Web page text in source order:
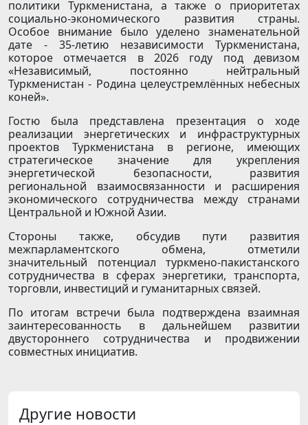
политики Туркменистана, а также о приоритетах
социально-экономического развития страны.
Особое внимание было уделено знаменательной
дате - 35-летию независимости Туркменистана,
которое отмечается в 2026 году под девизом
«Независимый, постоянно нейтральный
Туркменистан - Родина целеустремлённых небесных
коней».
Гостю была представлена презентация о ходе
реализации энергетических и инфраструктурных
проектов Туркменистана в регионе, имеющих
стратегическое значение для укрепления
энергетической безопасности, развития
региональной взаимосвязанности и расширения
экономического сотрудничества между странами
Центральной и Южной Азии.
Стороны также, обсудив пути развития
межпарламентского обмена, отметили
значительный потенциал туркмено-пакистанского
сотрудничества в сферах энергетики, транспорта,
торговли, инвестиций и гуманитарных связей.
По итогам встречи была подтверждена взаимная
заинтересованность в дальнейшем развитии
двустороннего сотрудничества и продвижении
совместных инициатив.
Другие новости